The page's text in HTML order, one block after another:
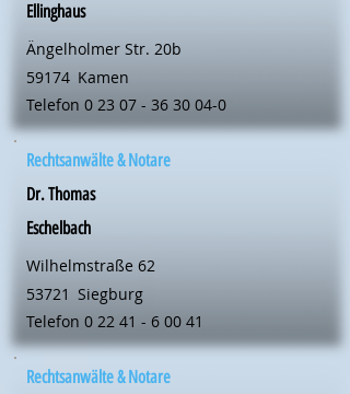
Ellinghaus
Ängelholmer Str. 20b
59174 Kamen
Telefon 0 23 07 - 36 30 04-0
Rechtsanwälte & Notare
Dr. Thomas
Eschelbach
Wilhelmstraße 62
53721 Siegburg
Telefon 0 22 41 - 6 00 41
Rechtsanwälte & Notare